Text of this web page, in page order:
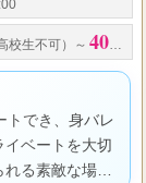
13,000 ～( ...
校生不可）～ 40歳位
トでき、身バレ
ベートを大切
る素敵な場所